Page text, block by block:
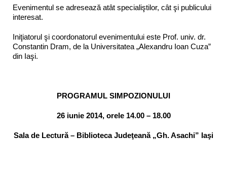
Evenimentul se adresează atât specialiştilor, cât şi publicului
interesat.
Iniţiatorul şi coordonatorul evenimentului este Prof. univ. dr.
Constantin Dram, de la Universitatea „Alexandru Ioan Cuza”
din Iaşi.
PROGRAMUL SIMPOZIONULUI
26 iunie 2014, orele 14.00 – 18.00
Sala de Lectură – Biblioteca Judeţeană „Gh. Asachi” Iaşi